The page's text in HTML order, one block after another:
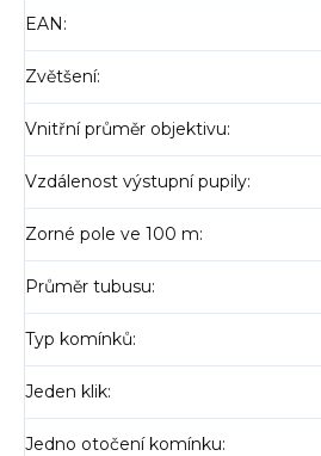
EAN:
Zvětšení:
Vnitřní průměr objektivu:
Vzdálenost výstupní pupily:
Zorné pole ve 100 m:
Průměr tubusu:
Typ komínků:
Jeden klik:
Jedno otočení komínku: